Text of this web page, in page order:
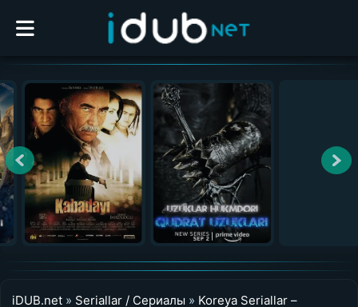
iDUB.net » Seriallar / Сериалы » Koreya Seriallar –